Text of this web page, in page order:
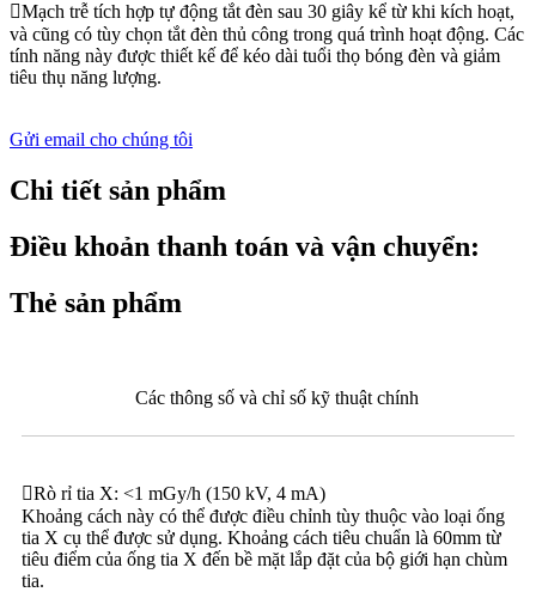
Mạch trễ tích hợp tự động tắt đèn sau 30 giây kể từ khi kích hoạt,
và cũng có tùy chọn tắt đèn thủ công trong quá trình hoạt động. Các
tính năng này được thiết kế để kéo dài tuổi thọ bóng đèn và giảm
tiêu thụ năng lượng.
Gửi email cho chúng tôi
Chi tiết sản phẩm
Điều khoản thanh toán và vận chuyển:
Thẻ sản phẩm
Các thông số và chỉ số kỹ thuật chính
Rò rỉ tia X: <1 mGy/h (150 kV, 4 mA)
Khoảng cách này có thể được điều chỉnh tùy thuộc vào loại ống
tia X cụ thể được sử dụng. Khoảng cách tiêu chuẩn là 60mm từ
tiêu điểm của ống tia X đến bề mặt lắp đặt của bộ giới hạn chùm
tia.